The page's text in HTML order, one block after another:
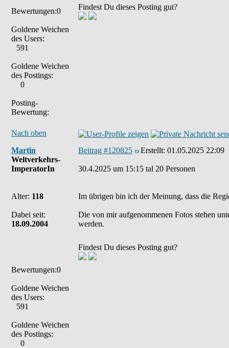
Bewertungen:0
Goldene Weichen
des Users:
591
Goldene Weichen
des Postings:
0
Posting-
Bewertung:
Findest Du dieses Posting gut?
Nach oben
Martin
Weltverkehrs-
ImperatorIn
Alter: 118
Dabei seit:
18.09.2004
Bewertungen:0
Goldene Weichen
des Users:
591
Goldene Weichen
des Postings:
0
Beitrag #120825 Erstellt: 01.05.2025 22:09
30.4.2025 um 15:15 tal 20 Personen
Im übrigen bin ich der Meinung, dass die
Die von mir aufgenommenen Fotos stehen
werden.
Findest Du dieses Posting gut?